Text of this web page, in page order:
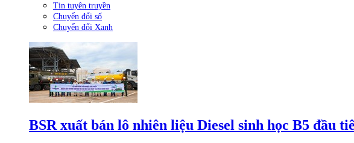
Tin tuyên truyền
Chuyển đổi số
Chuyển đổi Xanh
BSR xuất bán lô nhiên liệu Diesel sinh học B5 đầu